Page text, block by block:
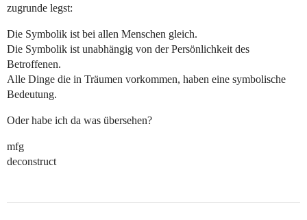
zugrunde legst:
Die Symbolik ist bei allen Menschen gleich.
Die Symbolik ist unabhängig von der Persönlichkeit des
Betroffenen.
Alle Dinge die in Träumen vorkommen, haben eine symbolische
Bedeutung.
Oder habe ich da was übersehen?
mfg
deconstruct